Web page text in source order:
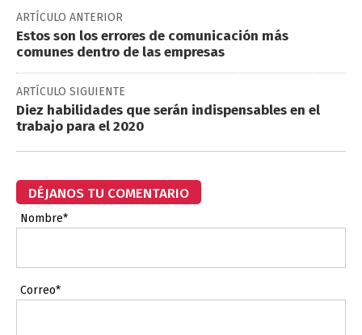
ARTÍCULO ANTERIOR
Estos son los errores de comunicación más
comunes dentro de las empresas
ARTÍCULO SIGUIENTE
Diez habilidades que serán indispensables en el
trabajo para el 2020
DÉJANOS TU COMENTARIO
Nombre*
Correo*